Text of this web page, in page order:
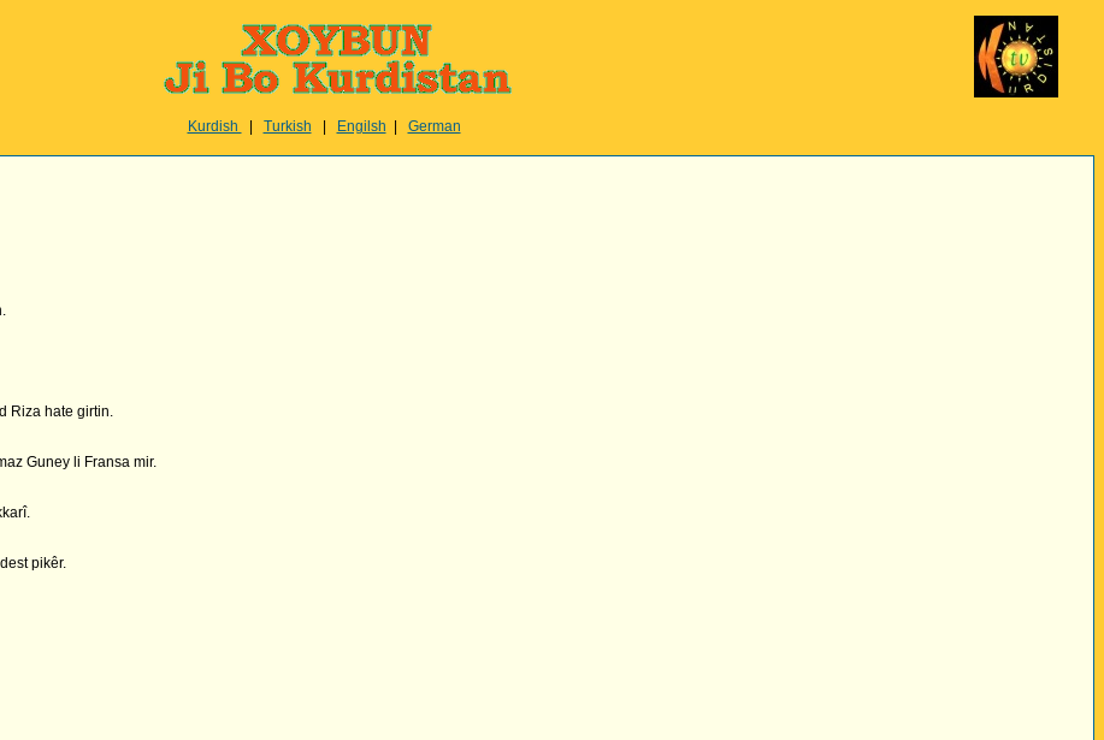
Kurdish Turkish Engilsh German
Riza hate girtin.
Guney li Fransa mir.
pikêr.